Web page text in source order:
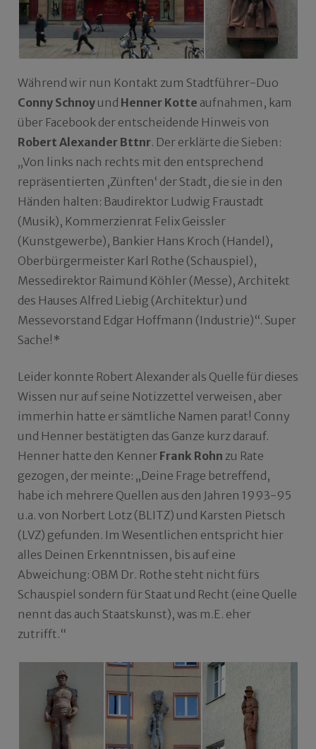
Während wir nun Kontakt zum Stadtführer-Duo
Conny Schnoy und Henner Kotte aufnahmen, kam
über Facebook der entscheidende Hinweis von
Robert Alexander Bttnr. Der erklärte die Sieben:
„Von links nach rechts mit den entsprechend
repräsentierten ‚Zünften‘ der Stadt, die sie in den
Händen halten: Baudirektor Ludwig Fraustadt
(Musik), Kommerzienrat Felix Geissler
(Kunstgewerbe), Bankier Hans Kroch (Handel),
Oberbürgermeister Karl Rothe (Schauspiel),
Messedirektor Raimund Köhler (Messe), Architekt
des Hauses Alfred Liebig (Architektur) und
Messevorstand Edgar Hoffmann (Industrie)“. Super
Sache!*
Leider konnte Robert Alexander als Quelle für dieses
Wissen nur auf seine Notizzettel verweisen, aber
immerhin hatte er sämtliche Namen parat! Conny
und Henner bestätigten das Ganze kurz darauf.
Henner hatte den Kenner Frank Rohn zu Rate
gezogen, der meinte: „Deine Frage betreffend,
habe ich mehrere Quellen aus den Jahren 1993-95
u.a. von Norbert Lotz (BLITZ) und Karsten Pietsch
(LVZ) gefunden. Im Wesentlichen entspricht hier
alles Deinen Erkenntnissen, bis auf eine
Abweichung: OBM Dr. Rothe steht nicht fürs
Schauspiel sondern für Staat und Recht (eine Quelle
nennt das auch Staatskunst), was m.E. eher
zutrifft.“